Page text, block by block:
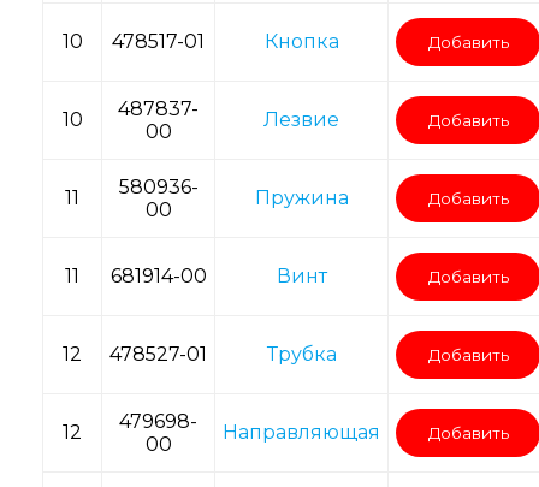
10 478517-01 Кнопка Добавить
10
487837-
00
Лезвие Добавить
11
580936-
00
Пружина Добавить
11 681914-00 Винт Добавить
12 478527-01 Трубка Добавить
12
479698-
00
Направляющая Добавить